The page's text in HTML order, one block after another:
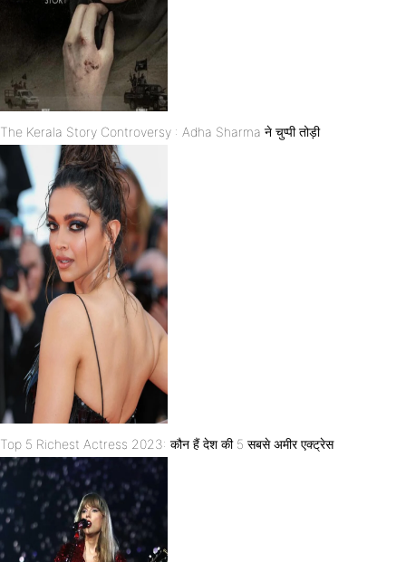
The Kerala Story Controversy : Adha Sharma ने चुप्पी तोड़ी
Top 5 Richest Actress 2023: कौन हैं देश की 5 सबसे अमीर एक्ट्रेस